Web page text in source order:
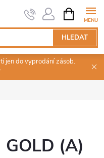
HLEDAT
NÁKUPNÍ
KOŠÍK
jen do vyprodání zásob.
GOLD (A)